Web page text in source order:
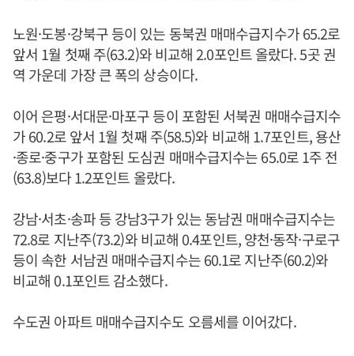
노원·도봉·강북구 등이 있는 동북권 매매수급지수가 65.2로
앞서 1월 첫째 주(63.2)와 비교해 2.0포인트 올랐다. 5곳 권
역 가운데 가장 큰 폭의 상승이다.
이어 은평·서대문·마포구 등이 포함된 서북권 매매수급지수
가 60.2로 앞서 1월 첫째 주(58.5)와 비교해 1.7포인트, 용산
·종로·중구가 포함된 도심권 매매수급지수는 65.0로 1주 전
(63.8)보다 1.2포인트 올랐다.
강남·서초·송파 등 강남3구가 있는 동남권 매매수급지수는
72.8로 지난주(73.2)와 비교해 0.4포인트, 양천·동작·구로구
등이 속한 서남권 매매수급지수는 60.1로 지난주(60.2)와
비교해 0.1포인트 감소했다.
수도권 아파트 매매수급지수도 오름세를 이어갔다.